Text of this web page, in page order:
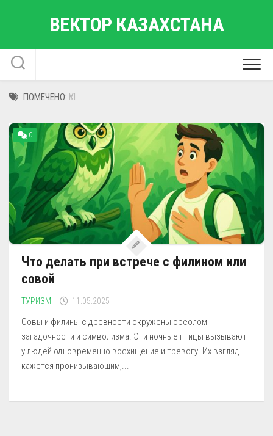
ВЕКТОР КАЗАХСТАНА
ПОМЕЧЕНО: ҮКІ
0
Что делать при встрече с филином или
совой
ТУРИЗМ 11.05.2025
Совы и филины с древности окружены ореолом
загадочности и символизма. Эти ночные птицы вызывают
у людей одновременно восхищение и тревогу. Их взгляд
кажется пронизывающим,...